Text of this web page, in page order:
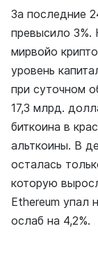
За последние
превысило 3%.
мирвойо
уровень
при суточном
17,3 млрд.
биткоина в
альткоины. В
осталась
которую
Ethereum упал
ослаб на 4,2%.